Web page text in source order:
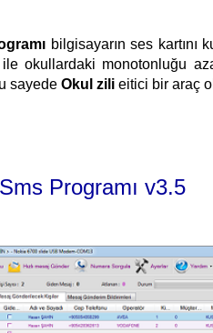
bilgisayarın ses kartını
okullardaki monotonluğu
sayede Okul zili eitici bir araç
Programı v3.5